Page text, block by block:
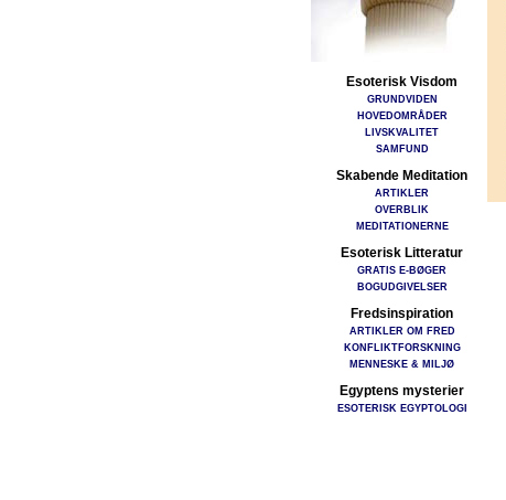
Esoterisk Visdom
GRUNDVIDEN
HOVEDOMRÅDER
LIVSKVALITET
SAMFUND
Skabende Meditation
ARTIKLER
OVERBLIK
MEDITATIONERNE
Esoterisk Litteratur
GRATIS E-BØGER
BOGUDGIVELSER
Fredsinspiration
ARTIKLER OM FRED
KONFLIKTFORSKNING
MENNESKE & MILJØ
Egyptens mysterier
ESOTERISK EGYPTOLOGI